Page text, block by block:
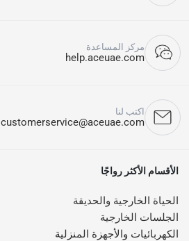
مركز المساعدة
help.aceuae.com
اكتب لنا
customerservice@aceuae.com
الأقسام الأكثر رواجًا
الحياة الخارجية والحديقة
الجلسات الخارجية
الكهربائيات والأجهزة المنزلية